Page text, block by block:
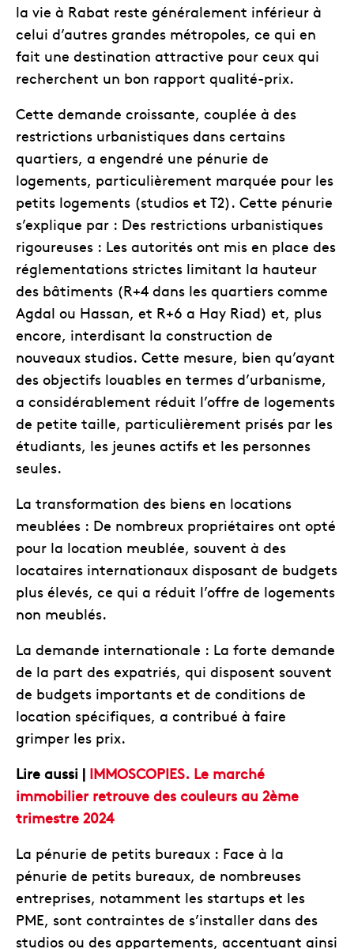
la vie à Rabat reste généralement inférieur à
celui d’autres grandes métropoles, ce qui en
fait une destination attractive pour ceux qui
recherchent un bon rapport qualité-prix.
Cette demande croissante, couplée à des
restrictions urbanistiques dans certains
quartiers, a engendré une pénurie de
logements, particulièrement marquée pour les
petits logements (studios et T2). Cette pénurie
s’explique par : Des restrictions urbanistiques
rigoureuses : Les autorités ont mis en place des
réglementations strictes limitant la hauteur
des bâtiments (R+4 dans les quartiers comme
Agdal ou Hassan, et R+6 a Hay Riad) et, plus
encore, interdisant la construction de
nouveaux studios. Cette mesure, bien qu’ayant
des objectifs louables en termes d’urbanisme,
a considérablement réduit l’offre de logements
de petite taille, particulièrement prisés par les
étudiants, les jeunes actifs et les personnes
seules.
La transformation des biens en locations
meublées : De nombreux propriétaires ont opté
pour la location meublée, souvent à des
locataires internationaux disposant de budgets
plus élevés, ce qui a réduit l’offre de logements
non meublés.
La demande internationale : La forte demande
de la part des expatriés, qui disposent souvent
de budgets importants et de conditions de
location spécifiques, a contribué à faire
grimper les prix.
Lire aussi | IMMOSCOPIES. Le marché
immobilier retrouve des couleurs au 2ème
trimestre 2024
La pénurie de petits bureaux : Face à la
pénurie de petits bureaux, de nombreuses
entreprises, notamment les startups et les
PME, sont contraintes de s’installer dans des
studios ou des appartements, accentuant ainsi